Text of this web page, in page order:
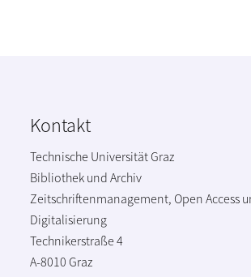
Kontakt
Technische Universität Graz
Bibliothek und Archiv
Zeitschriftenmanagement, Open Access
Digitalisierung
Technikerstraße 4
A-8010 Graz